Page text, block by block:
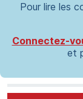
Pour lire les
Connectez-
et